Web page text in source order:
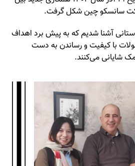
سانسکو چین شکل گرفت.
آشنا شدیم که به پیش برد اهداف
با کیفیت و رساندن به دست
شایانی می‌کنند.